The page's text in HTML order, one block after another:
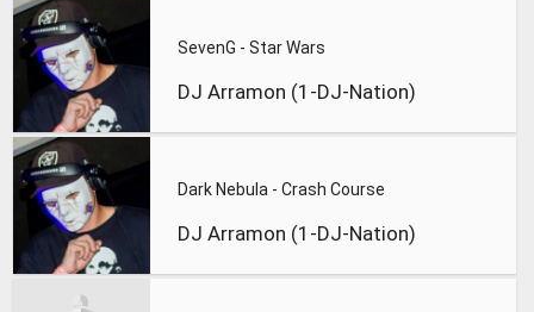
SevenG - Star Wars
DJ Arramon (1-DJ-Nation)
Dark Nebula - Crash Course
DJ Arramon (1-DJ-Nation)